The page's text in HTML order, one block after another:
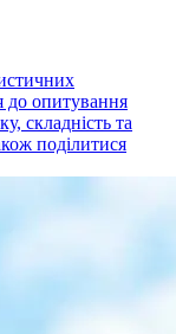
до опитування
складність та
поділитися